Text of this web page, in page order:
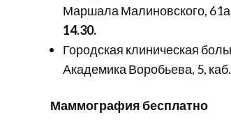
Маршала Малиновского,
14.30.
Городская клиническая
Академика Воробьева, 5,
Маммография бесплатно